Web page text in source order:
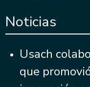
Noticias
Usach
que